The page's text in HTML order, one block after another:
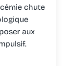
chute
aux